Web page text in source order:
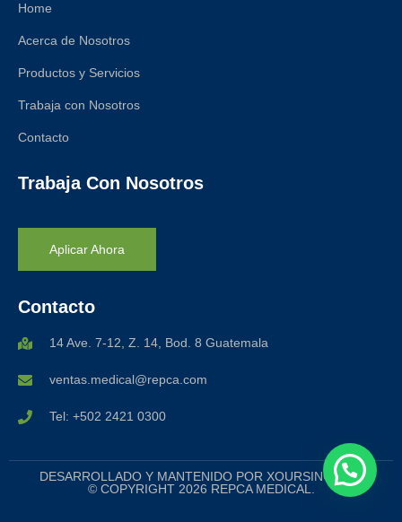
Home
Acerca de Nosotros
Productos y Servicios
Trabaja con Nosotros
Contacto
Trabaja Con Nosotros
Aplicar Ahora
Contacto
14 Ave. 7-12, Z. 14, Bod. 8 Guatemala
ventas.medical@repca.com
Tel: +502 2421 0300
© COPYRIGHT 2026 REPCA MEDICAL.
DESARROLLADO Y MANTENIDO POR XOURSING, S.A.